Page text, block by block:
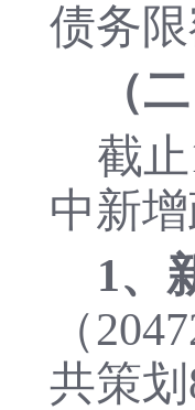
债务
（
截
中新
1、
（
共策